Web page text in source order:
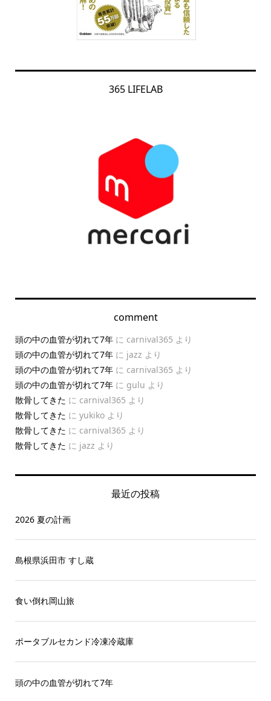
365 LIFELAB
comment
頭の中の血管が切れて7年に carnival365 より
頭の中の血管が切れて7年に jazz より
頭の中の血管が切れて7年に carnival365 より
頭の中の血管が切れて7年に gulu より
散骨してきた に carnival365 より
散骨してきた に yukikoより
散骨してきた に carnival365 より
散骨してきた に jazz より
最近の投稿
2026 夏の計画
島根県浜田市 すし蔵
食い倒れ岡山旅
ポータブルセカンド冷凍冷蔵庫
頭の中の血管が切れて7年